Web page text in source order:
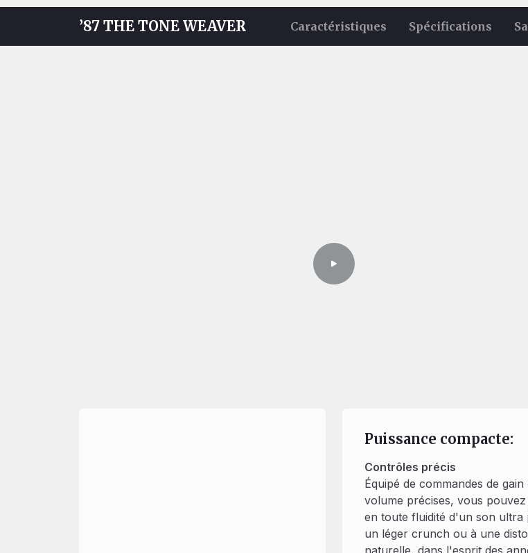
’87 THE TONE WEAVER Caractéristiques Spécifications
Puissance compacte:
Contrôles précis
Équipé de commandes de gain
volume précises, vous
en toute fluidité d'un son ultra
un léger crunch ou à une
naturelle, dans l'esprit des